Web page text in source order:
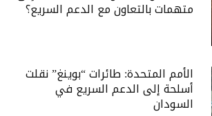
متهمات بالتعاون مع الدعم السريع؟
الأمم المتحدة: طائرات “بوينغ” نقلت
أسلحة إلى الدعم السريع في
السودان